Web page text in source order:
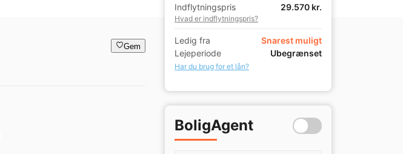
Gem
Indflytningspris
29.570 kr.
Hvad er indflytningspris?
Ledig fra
Snarest muligt
Lejeperiode
Ubegrænset
Har du brug for et lån?
BoligAgent